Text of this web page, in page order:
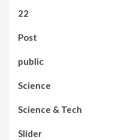
22
Post
public
Science
Science & Tech
Slider